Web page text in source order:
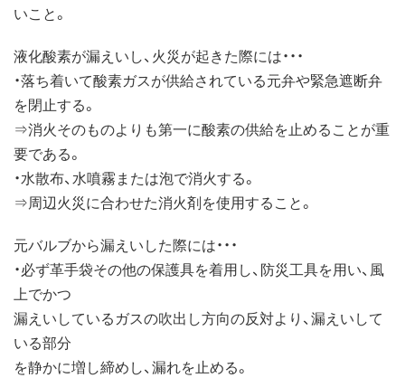
いこと。
液化酸素が漏えいし、火災が起きた際には・・・
・落ち着いて酸素ガスが供給されている元弁や緊急遮断弁
を閉止する。
⇒消火そのものよりも第一に酸素の供給を止めることが重
要である。
・水散布、水噴霧または泡で消火する。
⇒周辺火災に合わせた消火剤を使用すること。
元バルブから漏えいした際には・・・
・必ず革手袋その他の保護具を着用し、防災工具を用い、風
上でかつ
漏えいしているガスの吹出し方向の反対より、漏えいして
いる部分
を静かに増し締めし、漏れを止める。